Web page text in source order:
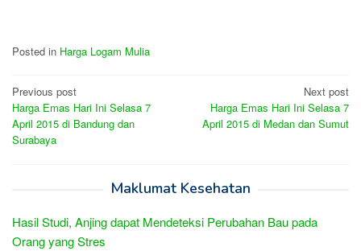
Posted in Harga Logam Mulia
Post
navigation
Previous post
Harga Emas Hari Ini Selasa 7
April 2015 di Bandung dan
Surabaya
Next post
Harga Emas Hari Ini Selasa 7
April 2015 di Medan dan Sumut
Maklumat Kesehatan
Hasil Studi, Anjing dapat Mendeteksi Perubahan Bau pada
Orang yang Stres